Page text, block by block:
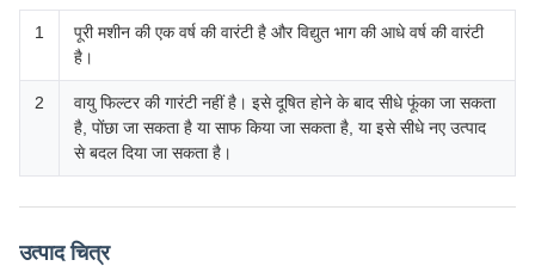
1
पूरी मशीन की एक वर्ष की वारंटी है और विद्युत भाग की आधे वर्ष की वारंटी
है।
2
वायु फिल्टर की गारंटी नहीं है। इसे दूषित होने के बाद सीधे फूंका जा सकता
है, पोंछा जा सकता है या साफ किया जा सकता है, या इसे सीधे नए उत्पाद
से बदल दिया जा सकता है।
उत्पाद चित्र